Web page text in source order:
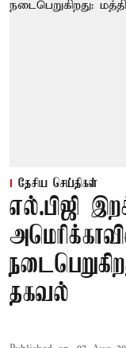
தேசிய செய்திகள்
எல்.பிஜி
தகவல்